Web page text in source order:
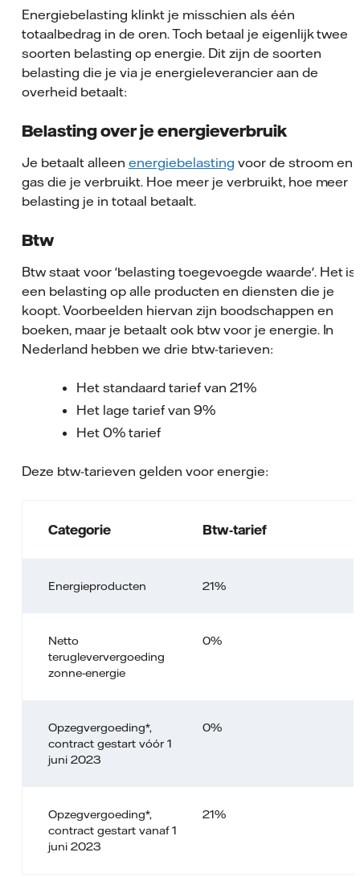
Energiebelasting klinkt je misschien als één
totaalbedrag in de oren. Toch betaal je eigenlijk twee
soorten belasting op energie. Dit zijn de soorten
belasting die je via je energieleverancier aan de
overheid betaalt:
Belasting over je energieverbruik
Je betaalt alleen energiebelasting voor de stroom en
gas die je verbruikt. Hoe meer je verbruikt, hoe meer
belasting je in totaal betaalt.
Btw
Btw staat voor 'belasting toegevoegde waarde'. Het is
een belasting op alle producten en diensten die je
koopt. Voorbeelden hiervan zijn boodschappen en
boeken, maar je betaalt ook btw voor je energie. In
Nederland hebben we drie btw-tarieven:
Het standaard tarief van 21%
Het lage tarief van 9%
Het 0% tarief
Deze btw-tarieven gelden voor energie:
Categorie Btw-tarief
Energieproducten 21%
Netto
terugleververgoeding
zonne-energie
0%
Opzegvergoeding*,
contract gestart vóór 1
juni 2023
0%
Opzegvergoeding*,
contract gestart vanaf 1
juni 2023
21%